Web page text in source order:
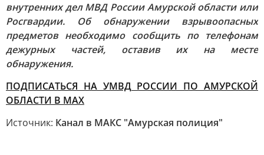
внутренних дел МВД России Амурской области или
Росгвардии. Об обнаружении взрывоопасных
предметов необходимо сообщить по телефонам
дежурных частей, оставив их на месте
обнаружения.
ПОДПИСАТЬСЯ НА УМВД РОССИИ ПО АМУРСКОЙ
ОБЛАСТИ В МАХ
Источник: Канал в МАКС "Амурская полиция"